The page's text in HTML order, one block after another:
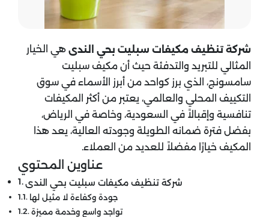
شركة تنظيف مكيفات سبليت بحي الندى هي الخيار
المثالي للتبريد والتدفئة حيث أن مكيف سبليت
سامسونج، الذي برز كواحد من أبرز الأسماء في سوق
التكييف المحلي والعالمي، يعتبر من أكثر المكيفات
تنافسية وإقبالاً في السعودية، وخاصة في الرياض،
بفضل فترة ضمانه الطويلة وجودته العالية، يعد هذا
المكيف خيارًا مفضلاً للعديد من العملاء.
عناوين المحتوي
شركة تنظيف مكيفات سبليت بحي الندى
جودة وكفاءة لا مثيل لها
تواجد واسع وخدمة مميزة